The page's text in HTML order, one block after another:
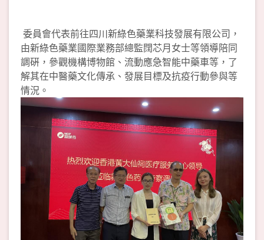
委員會代表前往四川新綠色藥業科技發展有限公司，
由新綠色藥業國際業務部總監䦞芯月女士等領導陪同
調硏，參觀機構博物館、流動應急智能中藥車等，了
解其在中醫藥文化傳承、發展目標及抗疫行動參與等
情況。